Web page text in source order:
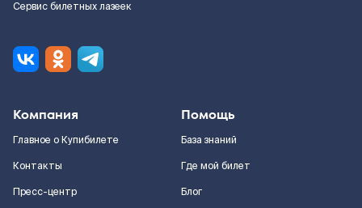
Сервис билетных лазеек
Компания
Главное о Купибилете
Контакты
Пресс-центр
Помощь
База знаний
Где мой билет
Блог